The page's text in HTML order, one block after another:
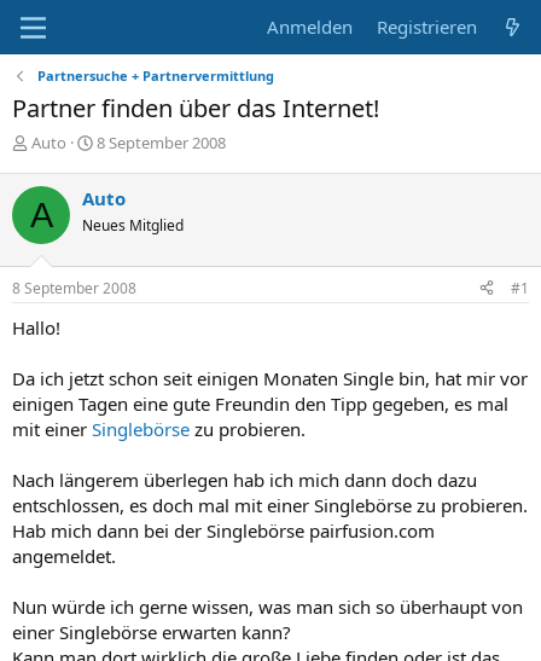
Anmelden Registrieren
Partnersuche + Partnervermittlung
Partner finden über das Internet!
E
s
e
l
l
e
Auto
E
t
e
l
t
8 September 2008
A Auto
Neues Mitglied
8 September 2008 #1
Hallo!
Da ich jetzt schon seit einigen Monaten Single bin, hat mir vor
einigen Tagen eine gute Freundin den Tipp gegeben, es mal
mit einer Singlebörse zu probieren.
Nach längerem überlegen hab ich mich dann doch dazu
entschlossen, es doch mal mit einer Singlebörse zu probieren.
Hab mich dann bei der Singlebörse pairfusion.com
angemeldet.
Nun würde ich gerne wissen, was man sich so überhaupt von
einer Singlebörse erwarten kann?